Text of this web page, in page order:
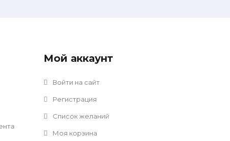
Мой аккаунт
Войти на сайт
Регистрация
Список желаний
Моя корзина